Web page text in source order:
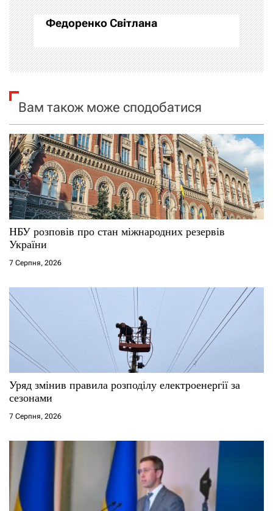
ц
і
я
з
а
п
и
с
і
в
Федоренко Світлана
Вам також може сподобатися
НБУ розповів про стан міжнародних резервів
України
7 Серпня, 2026
Уряд змінив правила розподілу електроенергії за
сезонами
7 Серпня, 2026